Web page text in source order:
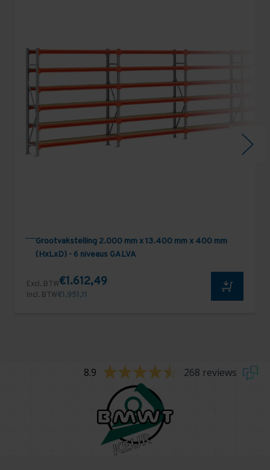
Grootvakstelling 2.000 mm x 13.400 mm x 400 mm
(HxLxD) - 6 niveaus GALVA
Excl. BTW€1.612,49
Incl. BTW€1.951,11
8.9 268 reviews